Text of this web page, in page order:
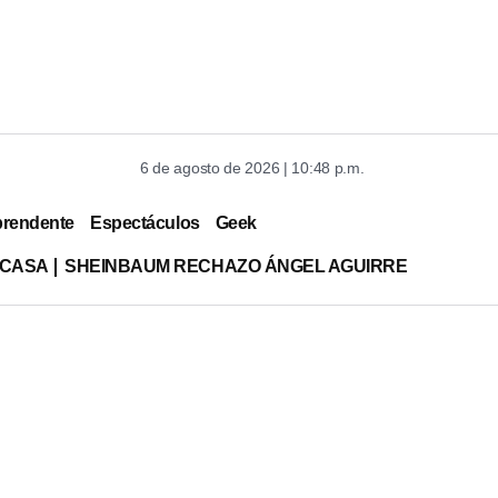
6 de agosto de 2026 | 10:48 p.m.
Espectáculos Geek
SHEINBAUM RECHAZO ÁNGEL AGUIRRE